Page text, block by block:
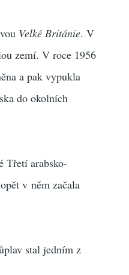
Velké Británie. V
zemí. V roce 1956
a pak vypukla
do okolních
Třetí arabsko-
v něm začala
stal jedním z